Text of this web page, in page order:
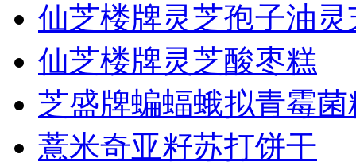
仙芝楼牌灵芝孢子油灵
仙芝楼牌灵芝酸枣糕
芝盛牌蝙蝠蛾拟青霉菌
薏米奇亚籽苏打饼干